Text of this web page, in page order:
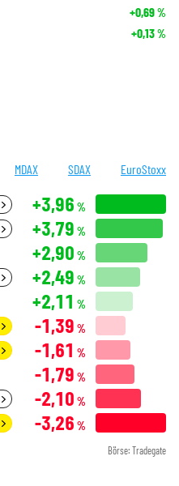
+0,69%
+0,13%
MDAX SDAX EuroStoxx
+3,96 %
+3,79 %
+2,90 %
+2,49 %
+2,11 %
-1,39 %
-1,61 %
-1,79 %
-2,10 %
-3,26 %
Börse: Tradegate